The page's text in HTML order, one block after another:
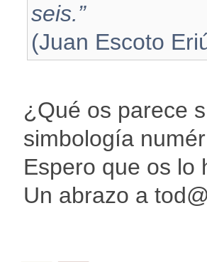
seis.”
(Juan Escoto
¿Qué os parece
simbología
Espero que os lo
Un abrazo a